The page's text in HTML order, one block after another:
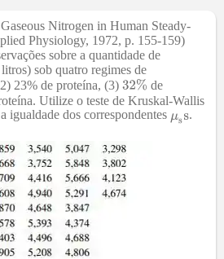
Nitrogen in Human Steady-
Physiology, 1972, p. 155-159)
sobre a quantidade de
sob quatro regimes de
23% de proteína, (3)
de
Utilize o teste de Kruskal-Wallis
igualdade dos correspondentes
.